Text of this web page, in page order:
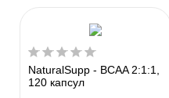
NaturalSupp - BCAA 2:1:1,
120 капсул